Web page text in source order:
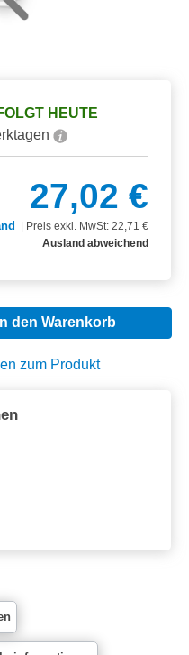
HEUTE
27,02 €
Preis exkl. MwSt: 22,71 €
Ausland abweichend
gewünschten
In den Warenkorb
zum Produkt